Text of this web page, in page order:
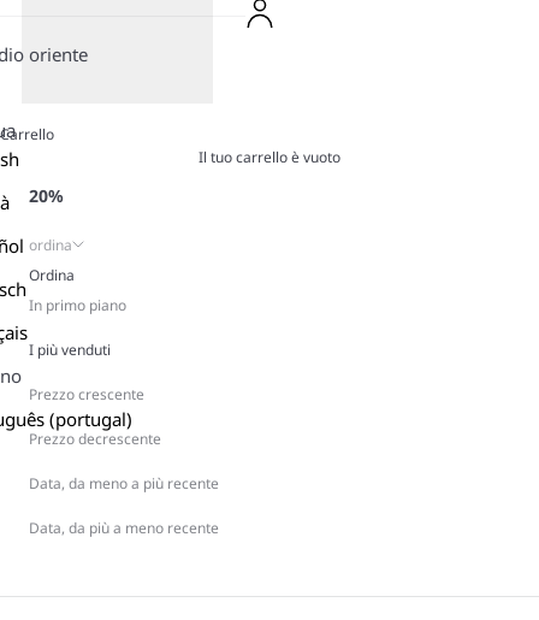
oriente
(portugal)
Carrello
Il tuo carrello è vuoto
20%
ordina
Ordina
In primo piano
I più venduti
Prezzo crescente
Prezzo decrescente
Data, da meno a più recente
Data, da più a meno recente